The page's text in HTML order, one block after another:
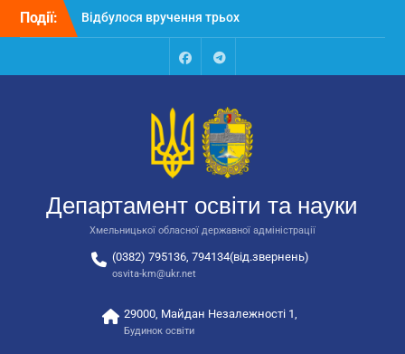
Перейти
Події:
Відбулося вручення трьох
автобусів для потреб
Відбулося засідання
освіти та науки обласної
державної адміністрації
Відбулась обласна
національно-патріотичне
виховання
FacebookTalegram
Департамент освіти та науки
Хмельницької обласної державної адміністрації
(0382) 795136, 794134(від.звернень)
osvita-km@ukr.net
29000, Майдан Незалежності 1,
Будинок освіти